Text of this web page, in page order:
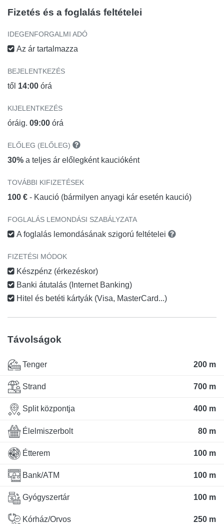
Fizetés és a foglalás feltételei
IDEGENFORGALMI ADÓ
Az ár tartalmazza
BEJELENTKEZÉS
től 14:00 órá
KIJELENTKEZÉS
óráig. 09:00 órá
ELŐLEG (ELŐLEG)
30% a teljes ár előlegként kaucióként
TOVÁBBI KIFIZETÉSEK
100 € - Kaució (bármilyen anyagi kár esetén kaució)
FOGLALÁS LEMONDÁSI SZABÁLYZATA
A foglalás lemondásának szigorú feltételei
FIZETÉSI MÓDOK
Készpénz (érkezéskor)
Banki átutalás (Internet Banking)
Hitel és betéti kártyák (Visa, MasterCard...)
Távolságok
Tenger 200 m
Strand 700 m
Split központja 400 m
Élelmiszerbolt 80 m
Étterem 100 m
Bank/ATM 100 m
Gyógyszertár 100 m
Kórház/Orvos 250 m